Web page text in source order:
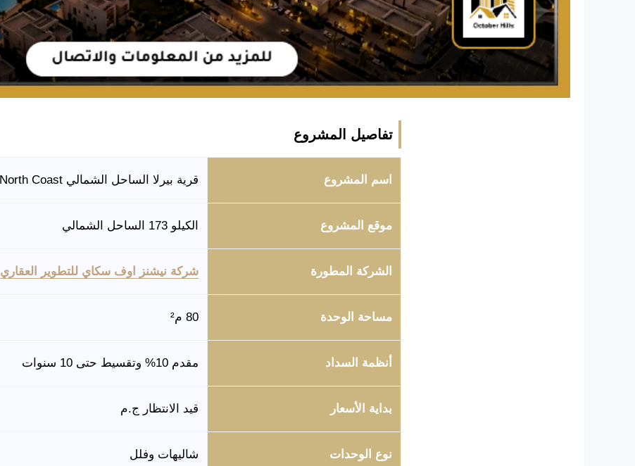
تفاصيل المشروع
اسم المشروع قرية بيرلا الساحل الشمالي Perla North Coast
موقع المشروع الكيلو 173 الساحل الشمالي
الشركة المطورة شركة نيشنز اوف سكاي للتطوير العقاري
مساحة الوحدة 80 م²
أنظمة السداد مقدم 10% وتقسيط حتى 10 سنوات
بداية الأسعار قيد الانتظار ج.م
نوع الوحدات شاليهات وفلل